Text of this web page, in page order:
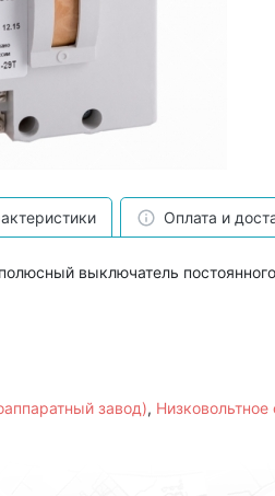
Оплата и
выключатель
завод),